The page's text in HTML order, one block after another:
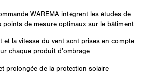
WAREMA intègrent les études de
points de mesure optimaux sur le bâtiment
et la vitesse du vent sont prises en compte
chaque produit d’ombrage
prolongée de la protection solaire